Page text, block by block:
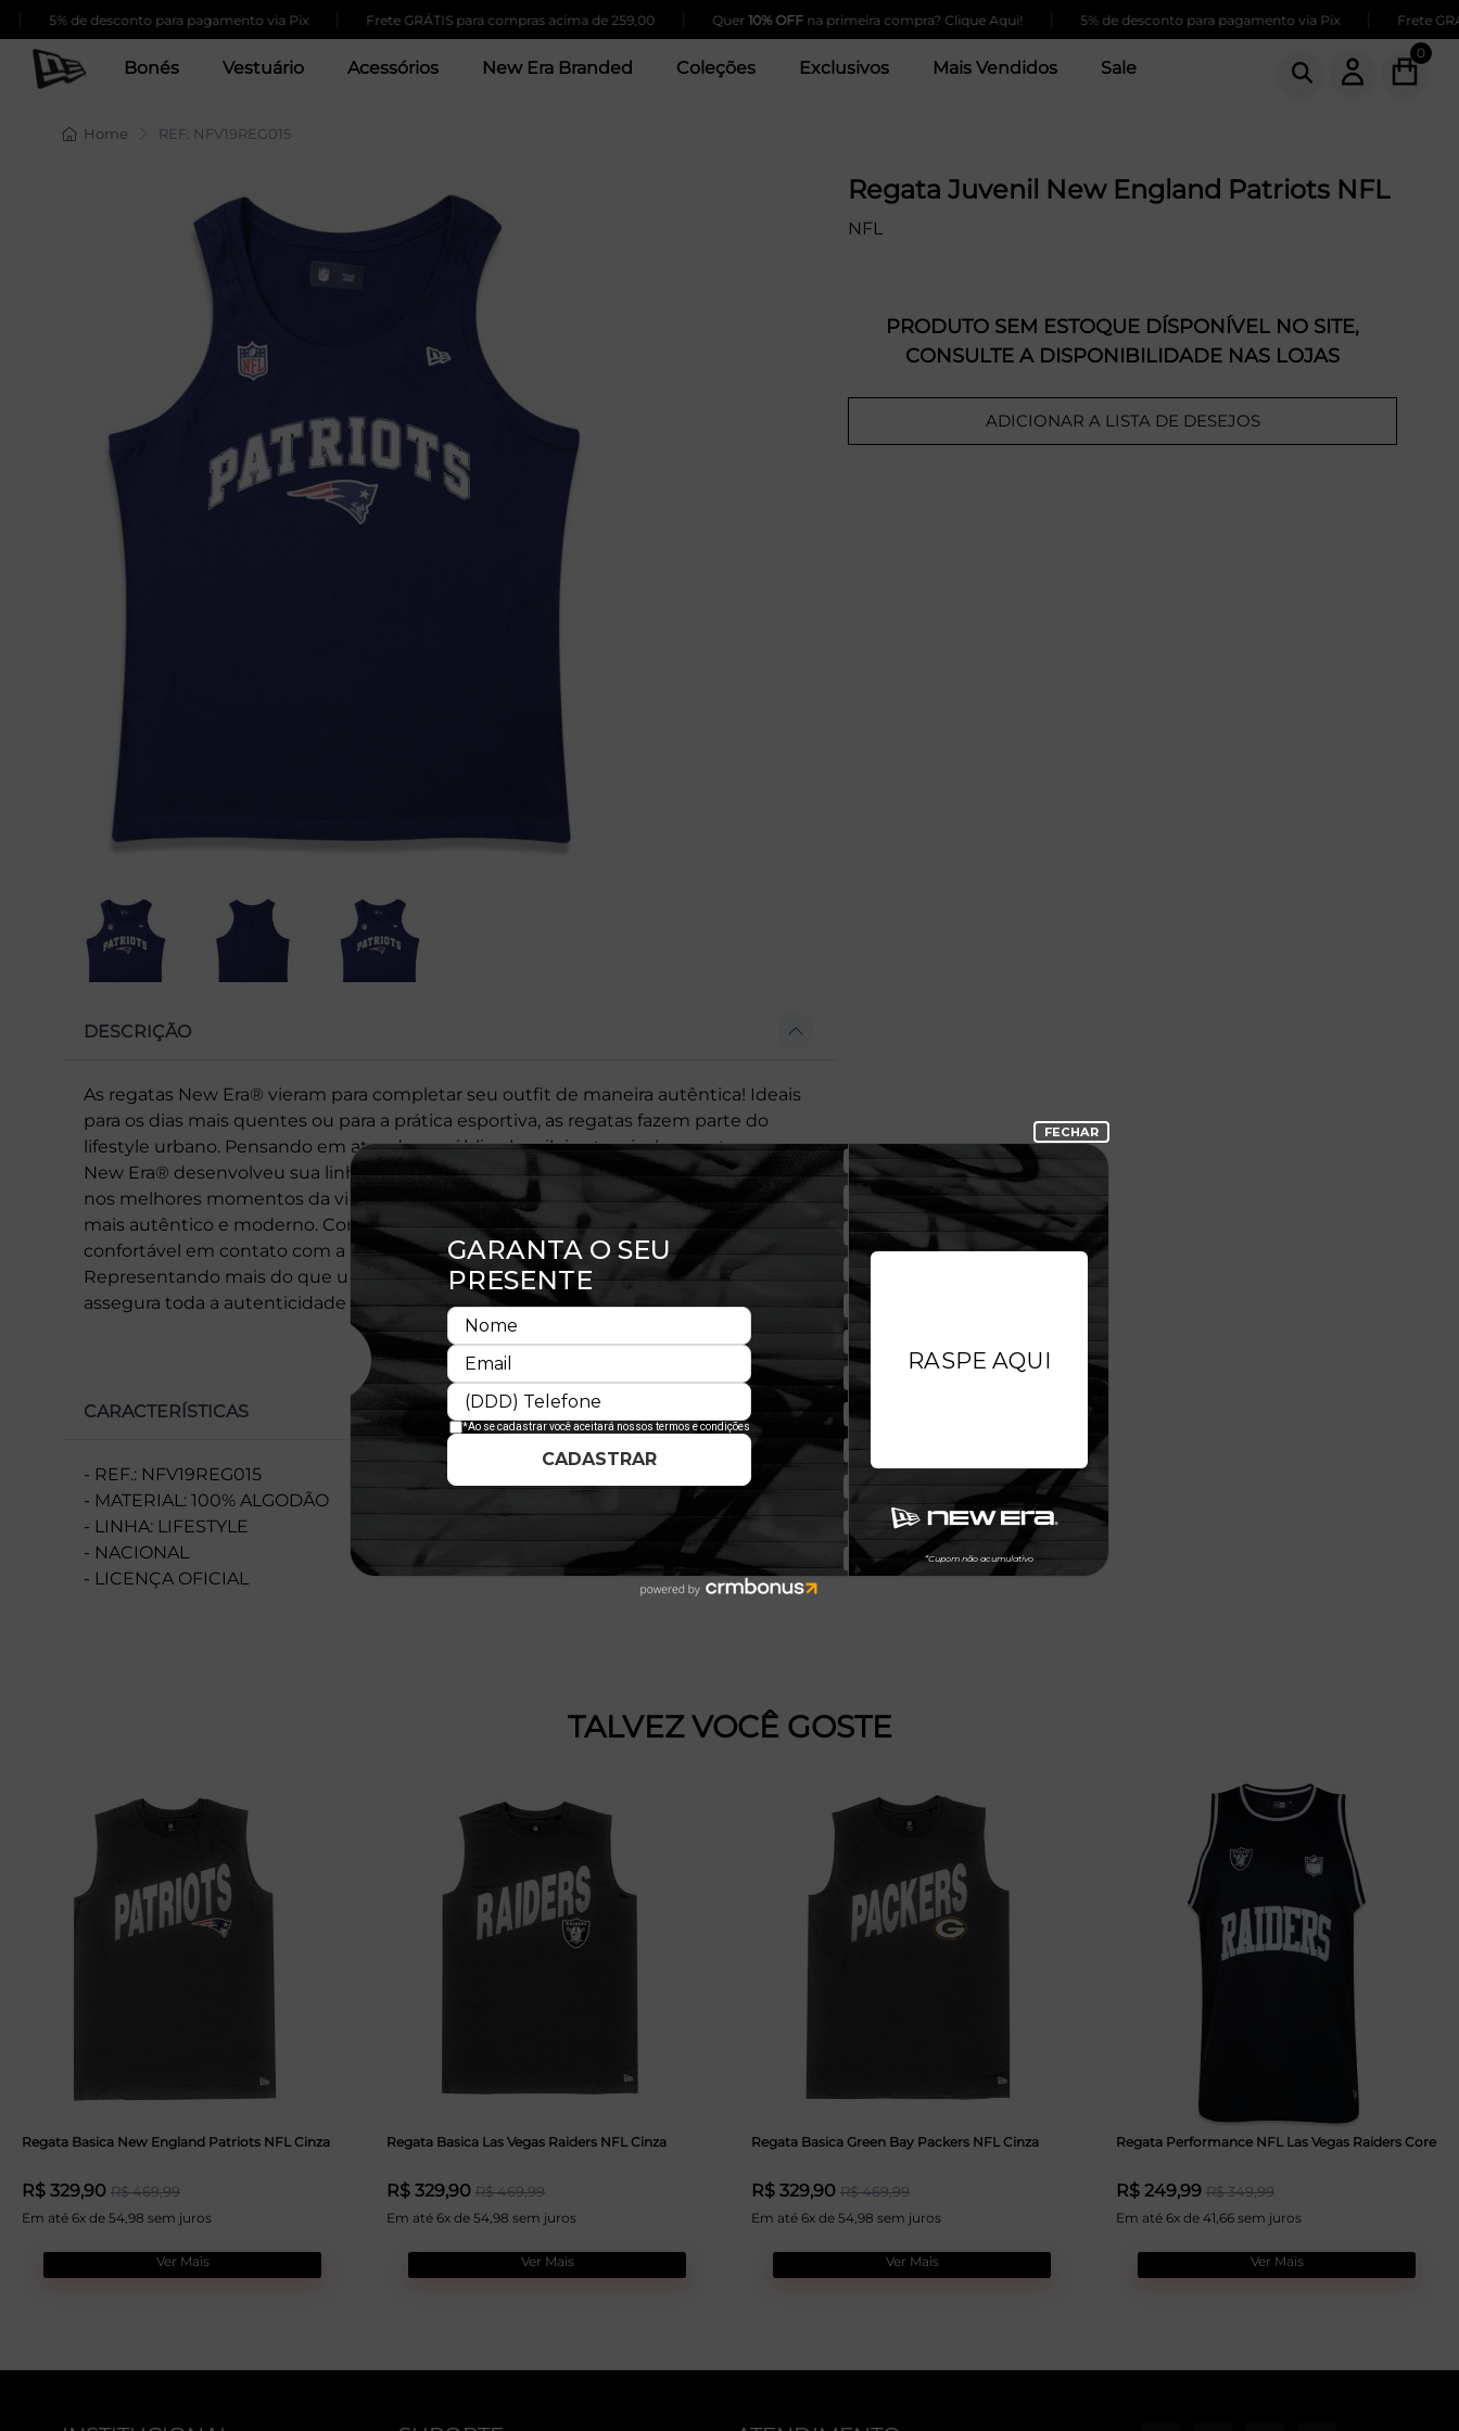
5% de desconto para pagamento via Pix | Frete GRÁTIS para compras acima de 259,00 | Quer10% OFFna primeira compra? Clique Aqui! | 5% de desconto para pagamento via Pix | Frete
Bonés Vestuário Acessórios New Era Branded Coleções Exclusivos Mais Vendidos Sale
0
Home REF: NFV19REG015
DESCRIÇÃO
As regatas New Era® vieram para completar seu outfit de maneira autêntica! Ideais
para os dias mais quentes ou para a prática esportiva, as regatas fazem parte do
lifestyle urbano. Pensando em atender o público brasileiro, tropical por natureza, a
New Era® desenvolveu sua linha de regatas. Promovendo total liberdade e conforto
nos melhores momentos da vida, a Regata New Era® faz do teu estilo algo ainda
mais autêntico e moderno. Com ótimo caimento ao corpo, proporciona um toque
confortável em contato com a pele, o que garante muita comodidade.
Representando mais do que um produto de qualidade, a clássica flag New Era®
assegura toda a autenticidade que só a marca proporciona.
CARACTERÍSTICAS
- REF.: NFV19REG015
- MATERIAL: 100% ALGODÃO
- LINHA: LIFESTYLE
- NACIONAL
- LICENÇA OFICIAL
Regata Juvenil New England Patriots NFL
NFL
PRODUTO SEM ESTOQUE DÍSPONÍVEL NO SITE,
CONSULTE A DISPONIBILIDADE NAS LOJAS
ADICIONAR A LISTA DE DESEJOS
TALVEZ VOCÊ GOSTE
Regata Basica New England Patriots NFL Cinza
R$ 329,90 R$ 469,99
Em até 6x de 54,98 sem juros
Ver Mais
Regata Basica Las Vegas Raiders NFL Cinza
R$ 329,90 R$ 469,99
Em até 6x de 54,98 sem juros
Ver Mais
Regata Basica Green Bay Packers NFL Cinza
R$ 329,90 R$ 469,99
Em até 6x de 54,98 sem juros
Ver Mais
Regata Performance NFL Las Vegas Raiders Core
R$ 249,99 R$ 349,99
Em até 6x de 41,66 sem juros
Ver Mais